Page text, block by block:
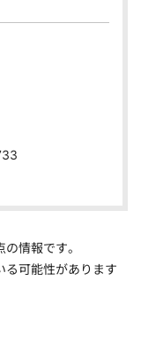
情報です。
る可能性があります